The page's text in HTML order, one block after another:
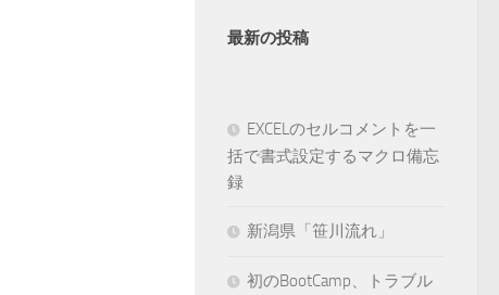
最新の投稿
EXCELのセルコメントを一
括で書式設定するマクロ備忘
録
新潟県「笹川流れ」
初のBootCamp、トラブル